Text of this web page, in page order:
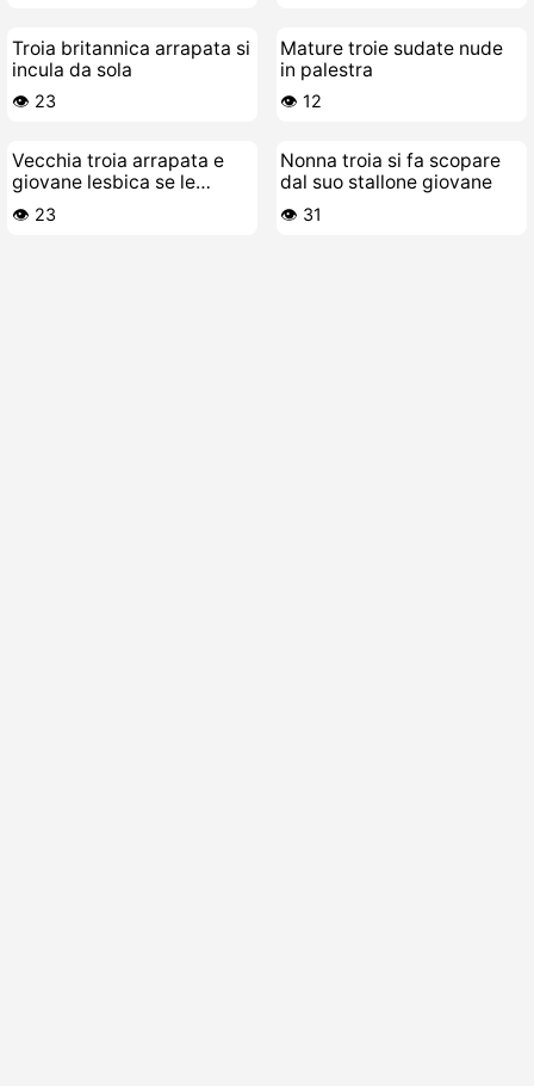
Troia britannica arrapata si
incula da sola
👁️ 23
Mature troie sudate nude
in palestra
👁️ 12
Vecchia troia arrapata e
giovane lesbica se le
scopano a cazzo con
strapon
👁️ 23
Nonna troia si fa scopare
dal suo stallone giovane
👁️ 31